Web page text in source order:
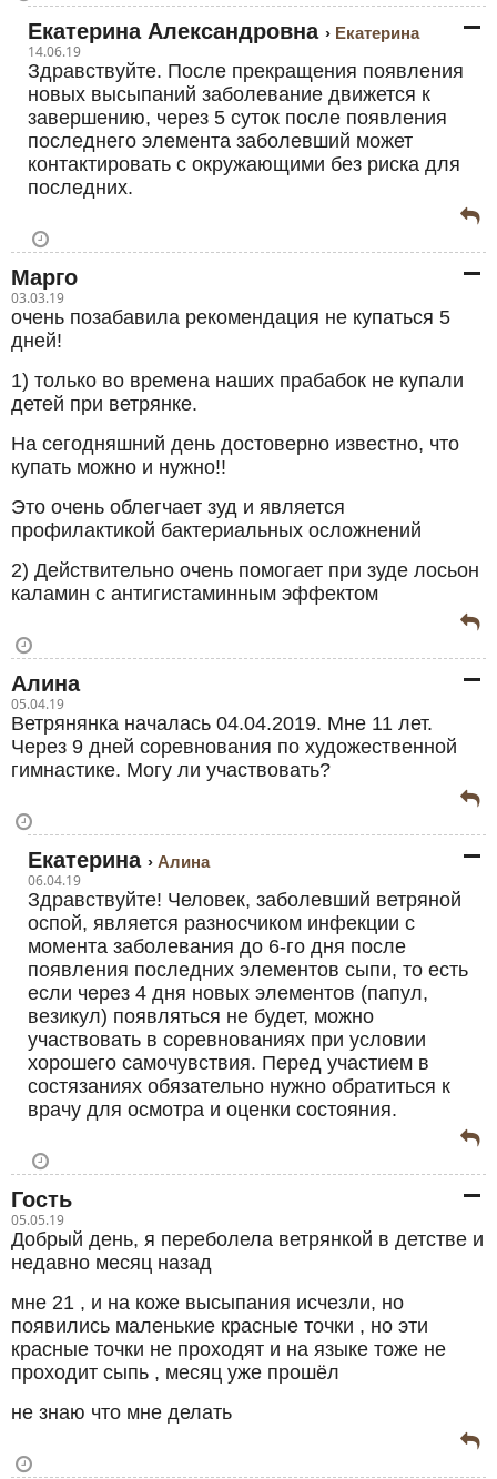
Екатерина Александровна
Екатерина
14.06.19
Здравствуйте. После прекращения появления
новых высыпаний заболевание движется к
завершению, через 5 суток после появления
последнего элемента заболевший может
контактировать с окружающими без риска для
последних.
Марго
03.03.19
очень позабавила рекомендация не купаться 5
дней!
1) только во времена наших прабабок не купали
детей при ветрянке.
На сегодняшний день достоверно известно, что
купать можно и нужно!!
Это очень облегчает зуд и является
профилактикой бактериальных осложнений
2) Действительно очень помогает при зуде лосьон
каламин с антигистаминным эффектом
Алина
05.04.19
Ветрянянка началась 04.04.2019. Мне 11 лет.
Через 9 дней соревнования по художественной
гимнастике. Могу ли участвовать?
Екатерина
Алина
06.04.19
Здравствуйте! Человек, заболевший ветряной
оспой, является разносчиком инфекции с
момента заболевания до 6-го дня после
появления последних элементов сыпи, то есть
если через 4 дня новых элементов (папул,
везикул) появляться не будет, можно
участвовать в соревнованиях при условии
хорошего самочувствия. Перед участием в
состязаниях обязательно нужно обратиться к
врачу для осмотра и оценки состояния.
Гость
05.05.19
Добрый день, я переболела ветрянкой в детстве и
недавно месяц назад
мне 21 , и на коже высыпания исчезли, но
появились маленькие красные точки , но эти
красные точки не проходят и на языке тоже не
проходит сыпь , месяц уже прошёл
не знаю что мне делать